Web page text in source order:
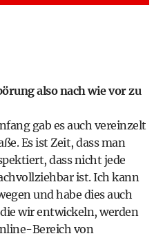
also nach wie vor zu
gab es auch vereinzelt
Es ist Zeit, dass man
dass nicht jede
ist. Ich kann
und habe dies auch
wir entwickeln, werden
Bereich von